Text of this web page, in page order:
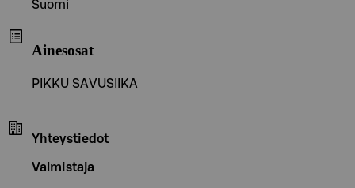
Suomi
Ainesosat
PIKKU SAVUSIIKA
Yhteystiedot
Valmistaja